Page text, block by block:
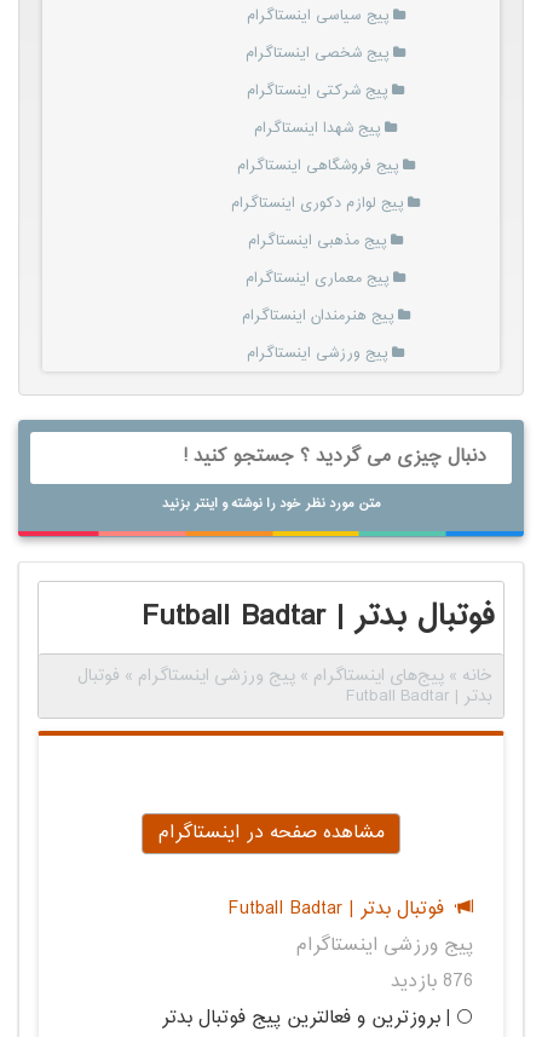
پیج سیاسی اینستاگرام
پیج شخصی اینستاگرام
پیج شرکتی اینستاگرام
پیج شهدا اینستاگرام
پیج فروشگاهی اینستاگرام
پیج لوازم دکوری اینستاگرام
پیج مذهبی اینستاگرام
پیج معماری اینستاگرام
پیج هنرمندان اینستاگرام
پیج ورزشی اینستاگرام
متن مورد نظر خود را نوشته و اینتر بزنید
فوتبال بدتر | Futball Badtar
خانه » پیج‌های اینستاگرام » پیج ورزشی اینستاگرام » فوتبال
بدتر | Futball Badtar
مشاهده صفحه در اینستاگرام
فوتبال بدتر | Futball Badtar
پیج ورزشی اینستاگرام
876 بازدید
⚪ | بروزترین و فعالترین پیج فوتبال بدتر